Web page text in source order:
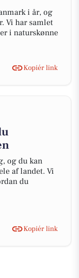
i år, og
Vi har samlet
i naturskønne
Kopiér link
og du kan
af landet. Vi
du
Kopiér link